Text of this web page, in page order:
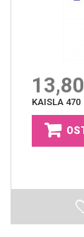
KAISLA 470